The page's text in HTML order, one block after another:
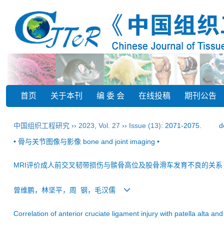
首页 关于本刊 编 委 会 在线投稿 期刊公告
中国组织工程研究 ›› 2023 Vol. 27 ›› Issue (13): 2071-2075.
• 骨与关节图像与影像 bone and joint imaging •
MRI评价成人前交叉韧带损伤与髌骨高位及股骨滑车发育不良的关系
曾维鹏，林坚平，周 钢，毛汉儒
Correlation of anterior cruciate ligament injury with patella alta